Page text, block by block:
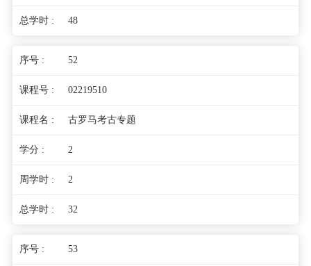
48
52
02219510
古罗马考古专题
2
2
32
53